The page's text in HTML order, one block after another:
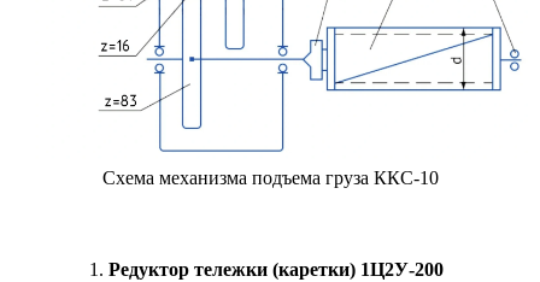
Схема механизма подъема груза ККС-10
Редуктор тележки (каретки) 1Ц2У-200